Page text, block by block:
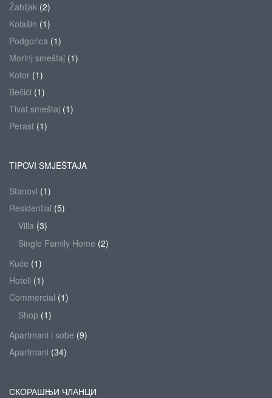
Žabljak (2)
Kolašin (1)
Podgorica (1)
Morinj smeštaj (1)
Kotor (1)
Bečići (1)
Tivat smeštaj (1)
Perast (1)
TIPOVI SMJEŠTAJA
Stanovi (1)
Residential (5)
Villa (3)
Single Family Home (2)
Kuće (1)
Hoteli (1)
Commercial (1)
Shop (1)
Apartmani i sobe (9)
Apartmani (34)
СКОРАШЊИ ЧЛАНЦИ